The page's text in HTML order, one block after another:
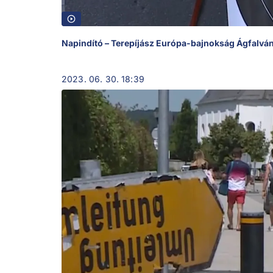
Napindító – Terepíjász Európa-bajnokság
2023. 06. 30. 18:39